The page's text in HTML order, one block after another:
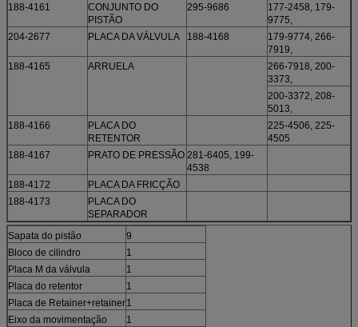
188-4161
CONJUNTO DO
PISTÃO
295-9686
177-2458, 179-
9775,
204-2677
PLACA DA VÁLVULA 188-4168
179-9774, 266-
7919,
188-4165
ARRUELA
266-7918, 200-
3373,
200-3372, 208-
5013,
188-4166
PLACA DO
RETENTOR
225-4506, 225-
4505
188-4167
PRATO DE PRESSÃO 281-6405, 199-
4538
188-4172
PLACA DA FRICÇÃO
188-4173
PLACA DO
SEPARADOR
Sapata do pistão
9
Bloco de cilindro
1
Placa M da válvula
1
Placa do retentor
1
Placa de Retainer+retainer1
Eixo da movimentação
1